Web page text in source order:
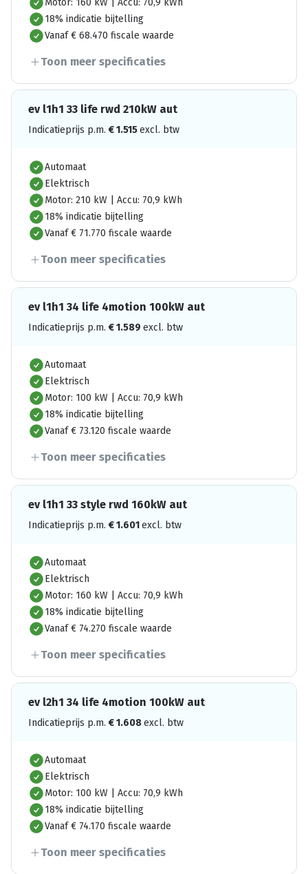
Motor: 160 kW | Accu: 70,9 kWh
18% indicatie bijtelling
Vanaf € 68.470 fiscale waarde
Toon meer specificaties
ev l1h1 33 life rwd 210kW aut
Indicatieprijs p.m. €1.515excl. btw
Automaat
Elektrisch
Motor: 210 kW | Accu: 70,9 kWh
18% indicatie bijtelling
Vanaf € 71.770 fiscale waarde
Toon meer specificaties
ev l1h1 34 life 4motion 100kW aut
Indicatieprijs p.m. €1.589 excl. btw
Automaat
Elektrisch
Motor: 100 kW | Accu: 70,9 kWh
18% indicatie bijtelling
Vanaf € 73.120 fiscale waarde
Toon meer specificaties
ev l1h1 33 style rwd 160kW aut
Indicatieprijs p.m. €1.601excl. btw
Automaat
Elektrisch
Motor: 160 kW | Accu: 70,9 kWh
18% indicatie bijtelling
Vanaf € 74.270 fiscale waarde
Toon meer specificaties
ev l2h1 34 life 4motion 100kW aut
Indicatieprijs p.m. €1.608excl. btw
Automaat
Elektrisch
Motor: 100 kW | Accu: 70,9 kWh
18% indicatie bijtelling
Vanaf € 74.170 fiscale waarde
Toon meer specificaties